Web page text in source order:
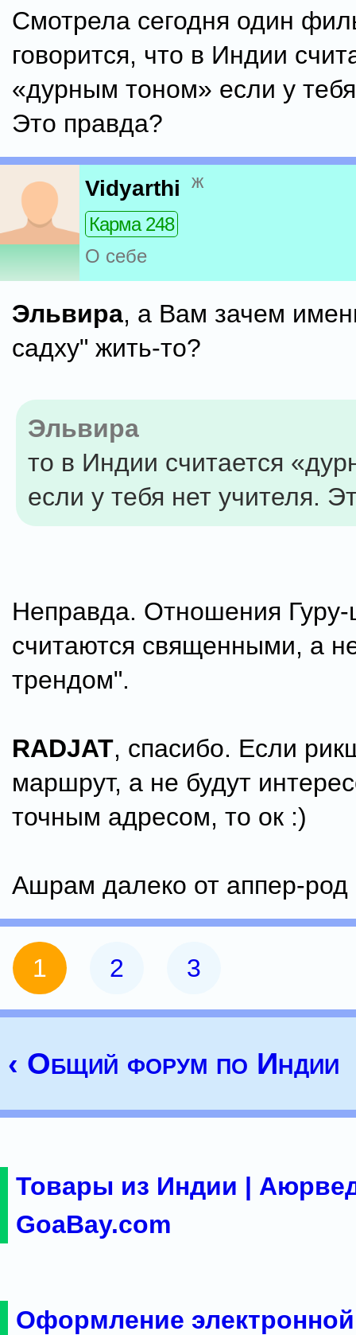
Смотрела сегодня один
говорится, что в Индии
«дурным тоном» если у
Это правда?
Vidyarthi ж
Карма 248
О себе
Эльвира, а Вам зачем
садху" жить-то?
Эльвира
то в Индии считается
если у тебя нет учителя.
Неправда. Отношения
считаются священными, а
трендом".
RADJAT, спасибо. Если
маршрут, а не будут
точным адресом, то ок :)
Ашрам далеко от аппер-род
1 2 3
‹ Общий форум по Индии
Товары из Индии |
GoaBay.com
Оформление электронной